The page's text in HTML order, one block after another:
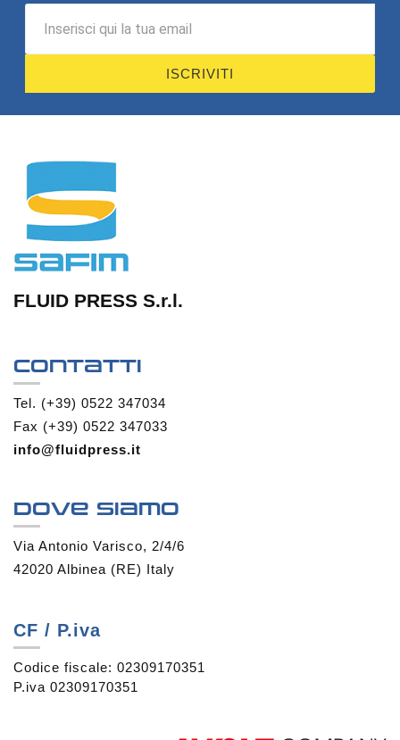
ISCRIVITI
FLUID PRESS S.r.l.
Contatti
Tel. (+39) 0522 347034
Fax (+39) 0522 347033
info@fluidpress.it
Dove siamo
Via Antonio Varisco, 2/4/6
42020 Albinea (RE) Italy
CF / P.iva
Codice fiscale: 02309170351
P.iva 02309170351